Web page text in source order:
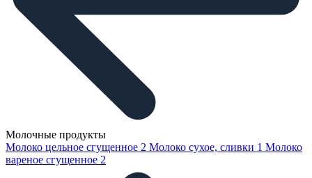
Молочные продукты
Молоко цельное сгущенное 2 Молоко сухое, сливки 1 Молоко
вареное сгущенное 2